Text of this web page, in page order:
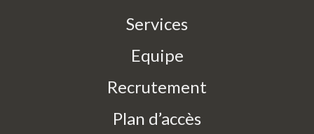
Services
Equipe
Recrutement
Plan d’accès